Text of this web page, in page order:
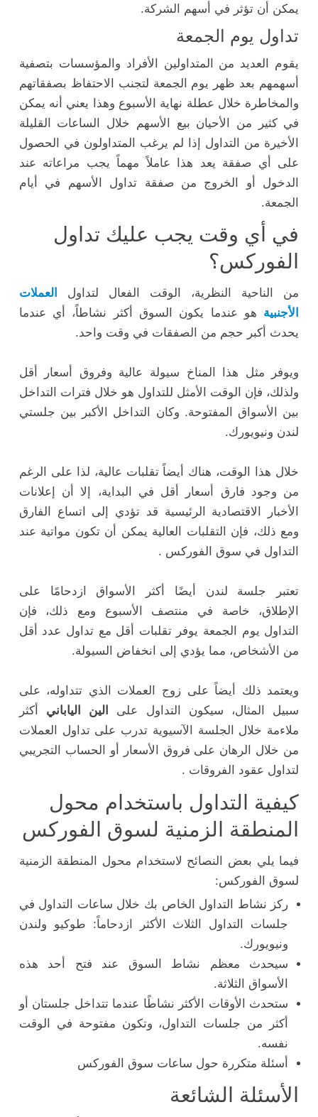
يمكن أن تؤثر في أسهم الشركة.
تداول يوم الجمعة
يقوم العديد من المتداولين الأفراد والمؤسسات بتصفية
أسهمهم بعد ظهر يوم الجمعة لتجنب الاحتفاظ بصفقاتهم
والمخاطرة خلال عطلة نهاية الأسبوع وهذا يعني أنه يمكن
في كثير من الأحيان بيع الأسهم خلال الساعات القليلة
الأخيرة من التداول إذا لم يرغب المتداولون في الحصول
على أي صفقة يعد هذا عاملاً مهماً يجب مراعاته عند
الدخول أو الخروج من صفقة تداول الأسهم في أيام
الجمعة.
في أي وقت يجب عليك تداول
الفوركس؟
من الناحية النظرية، الوقت الفعال لتداول
العملات
الأجنبية هو عندما يكون السوق أكثر نشاطاً، أي عندما
يحدث أكبر حجم من الصفقات في وقت واحد.
ويوفر مثل هذا المناخ سيولة عالية وفروق أسعار أقل
ولذلك، فإن الوقت الأمثل للتداول هو خلال فترات التداخل
بين الأسواق المفتوحة. وكان التداخل الأكبر بين جلستي
لندن ونيويورك.
خلال هذا الوقت، هناك أيضاً تقلبات عالية، لذا على الرغم
من وجود فارق أسعار أقل في البداية، إلا أن إعلانات
الأخبار الاقتصادية الرئيسية قد تؤدي إلى اتساع الفارق
ومع ذلك، فإن التقلبات العالية يمكن أن تكون مواتية عند
التداول في سوق الفوركس .
تعتبر جلسة لندن أيضًا أكثر الأسواق ازدحامًا على
الإطلاق، خاصة في منتصف الأسبوع ومع ذلك، فإن
التداول يوم الجمعة يوفر تقلبات أقل مع تداول عدد أقل
من الأشخاص، مما يؤدي إلى انخفاض السيولة.
ويعتمد ذلك أيضاً على زوج العملات الذي تتداوله، على
سبيل المثال، سيكون التداول على
الين الياباني أكثر
ملاءمة خلال الجلسة الآسيوية تدرب على تداول العملات
من خلال الرهان على فروق الأسعار أو الحساب التجريبي
لتداول عقود الفروقات .
كيفية التداول باستخدام محول
المنطقة الزمنية لسوق الفوركس
فيما يلي بعض النصائح لاستخدام محول المنطقة الزمنية
لسوق الفوركس:
ركز نشاط التداول الخاص بك خلال ساعات التداول في
جلسات التداول الثلاث الأكثر ازدحاماً: طوكيو ولندن
ونيويورك.
سيحدث معظم نشاط السوق عند فتح أحد هذه
الأسواق الثلاثة.
ستحدث الأوقات الأكثر نشاطًا عندما تتداخل جلستان أو
أكثر من جلسات التداول، وتكون مفتوحة في الوقت
نفسه.
أسئلة متكررة حول ساعات سوق الفوركس
الأسئلة الشائعة